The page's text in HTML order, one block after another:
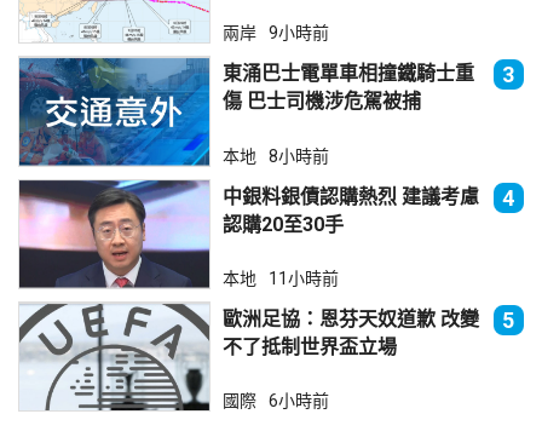
兩岸 9小時前
東涌巴士電單車相撞鐵騎士重
傷 巴士司機涉危駕被捕
3
本地 8小時前
中銀料銀債認購熱烈 建議考慮
認購20至30手
4
本地 11小時前
歐洲足協：恩芬天奴道歉 改變
不了抵制世界盃立場
5
國際 6小時前